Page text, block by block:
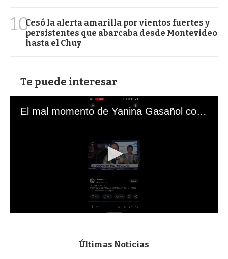
10Cesó la alerta amarilla por vientos fuertes y
persistentes que abarcaba desde Montevideo
hasta el Chuy
Te puede interesar
El mal momento de Yanina Gasañol con un hincha argentino en "Subrayado"
s
Últimas Noticias